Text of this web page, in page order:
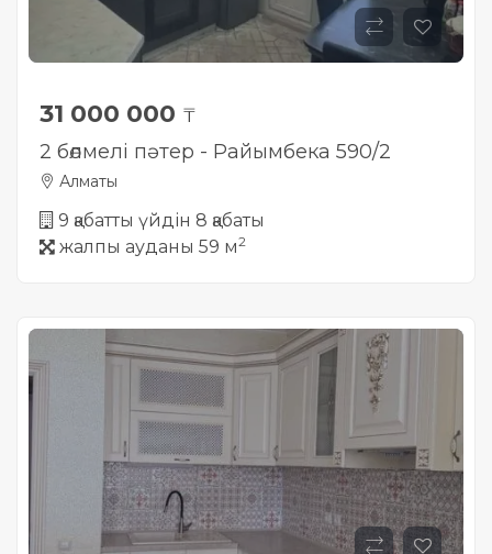
31 000 000 ₸
2 бөлмелі пәтер - Райымбека 590/2
Алматы
9 қабатты үйдін 8 қабаты
жалпы ауданы 59 м2